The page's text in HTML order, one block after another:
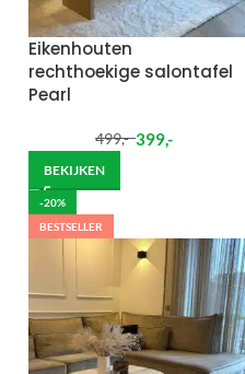
Eikenhouten
rechthoekige salontafel
Pearl
499,- 399,-
BEKIJKEN
-20%
BESTSELLER